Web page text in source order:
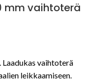
mm vaihtoterä
vaihtoterä
leikkaamiseen.